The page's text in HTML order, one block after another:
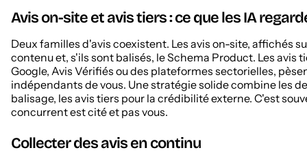
Avis on-site et avis tiers : ce que les IA
Deux familles d'avis coexistent. Les avis on-site, affichés
contenu et, s'ils sont balisés, le Schema Product. Les avis
Google, Avis Vérifiés ou des plateformes sectorielles,
indépendants de vous. Une stratégie solide combine les
balisage, les avis tiers pour la crédibilité externe. C'est
concurrent est cité et pas vous.
Collecter des avis en continu